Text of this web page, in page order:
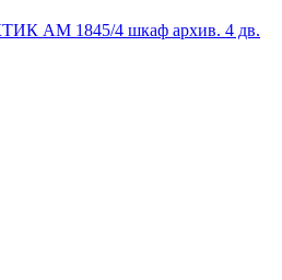
АМ 1845/4 шкаф архив. 4 дв.